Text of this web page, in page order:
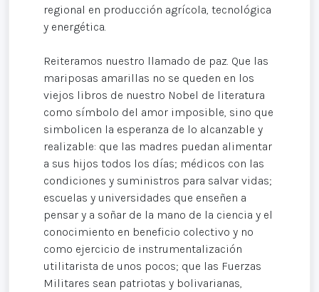
regional en producción agrícola, tecnológica
y energética.
Reiteramos nuestro llamado de paz. Que las
mariposas amarillas no se queden en los
viejos libros de nuestro Nobel de literatura
como símbolo del amor imposible, sino que
simbolicen la esperanza de lo alcanzable y
realizable: que las madres puedan alimentar
a sus hijos todos los días; médicos con las
condiciones y suministros para salvar vidas;
escuelas y universidades que enseñen a
pensar y a soñar de la mano de la ciencia y el
conocimiento en beneficio colectivo y no
como ejercicio de instrumentalización
utilitarista de unos pocos; que las Fuerzas
Militares sean patriotas y bolivarianas,